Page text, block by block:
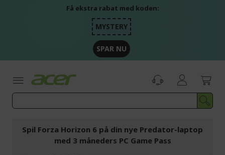
Få ekstra rabat med koden:
MYSTERY
SPAR NU
Spil Forza Horizon 6 på din nye Predator-laptop
med 3 måneders PC Game Pass